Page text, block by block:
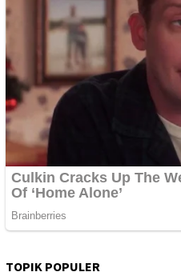
TOPIK POPULER